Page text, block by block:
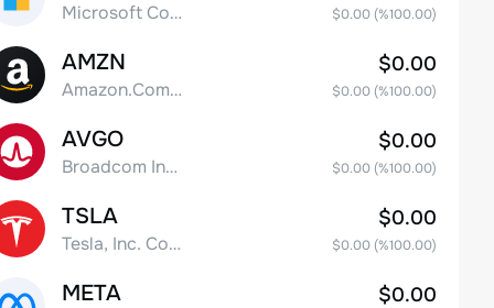
Microsoft Corp $0.00(%100.00)
AMZN
Amazon.Com Inc
$0.00
$0.00(%100.00)
AVGO
Broadcom Inc. Common Stock
$0.00
$0.00(%100.00)
TSLA
Tesla, Inc. Common Stock
$0.00
$0.00(%100.00)
META $0.00